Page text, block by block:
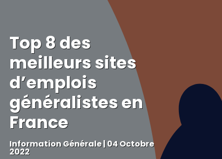
Top 8 des
meilleurs sites
d’emplois
généralistes en
France
Information Générale|04 Octobre
2022